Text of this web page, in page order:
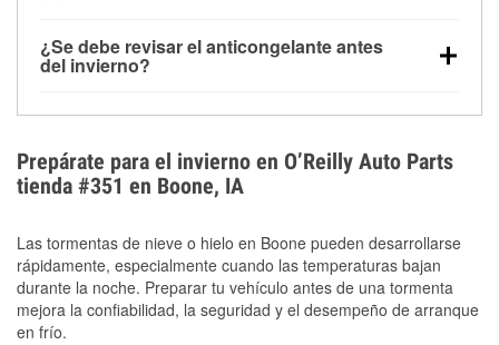
derretida en la carretera para mejorar la visibilidad.
alrededor de 1 PSI por cada 10 °F que baja la
temperatura. Puedes obtener más información sobre
¿Se debe revisar el anticongelante antes
del invierno?
el sobrecalentamiento en condiciones de frío
extremo. Aprende cómo comprobar la protección
anticongelante en nuestra sección How-To.
Prepárate para el invierno en O’Reilly Auto Parts
tienda #351 en Boone, IA
Las tormentas de nieve o hielo en Boone pueden desarrollarse
rápidamente, especialmente cuando las temperaturas bajan
durante la noche. Preparar tu vehículo antes de una tormenta
mejora la confiabilidad, la seguridad y el desempeño de arranque
en frío.